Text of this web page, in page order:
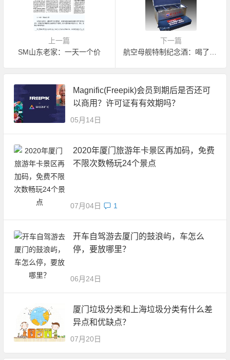
上一篇
SM山东老家：一天一个价
下一篇
Magnific(Freepik)会员到期后是否还可
以商用？许可证有有效期吗？
05月14日
2020年厦门旅游年卡景区再加码，免费
不限次数畅玩24个景点
07月04日 1
开车自驾游去厦门的鼓浪屿，车怎么
停，要放哪里？
06月24日
厦门垃圾分类和上海垃圾分类有什么差
异点和优缺点？
07月20日